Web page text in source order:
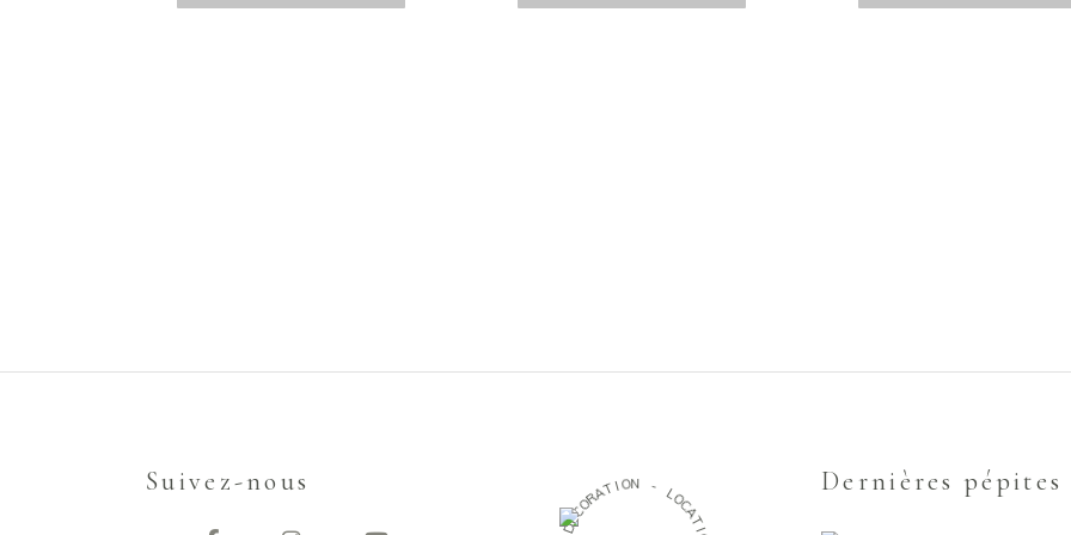
Suivez-nous
D
É
C
ORATION -
LO
C
A
T
Dernières pépites